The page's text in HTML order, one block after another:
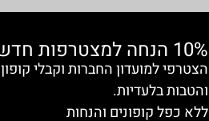
10% הנחה למצטרפות חדשות
והטבות בלעדיות.
ללא כפל קופונים והנחות